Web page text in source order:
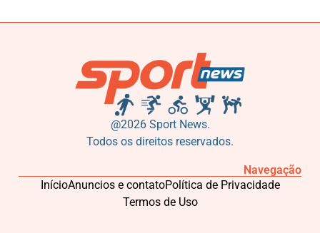
@2026 Sport News.
Todos os direitos reservados.
Navegação
InícioAnuncios e contatoPolítica de Privacidade
Termos de Uso